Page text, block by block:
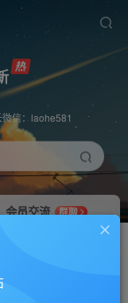
信：laohe581
会员交流
群聊